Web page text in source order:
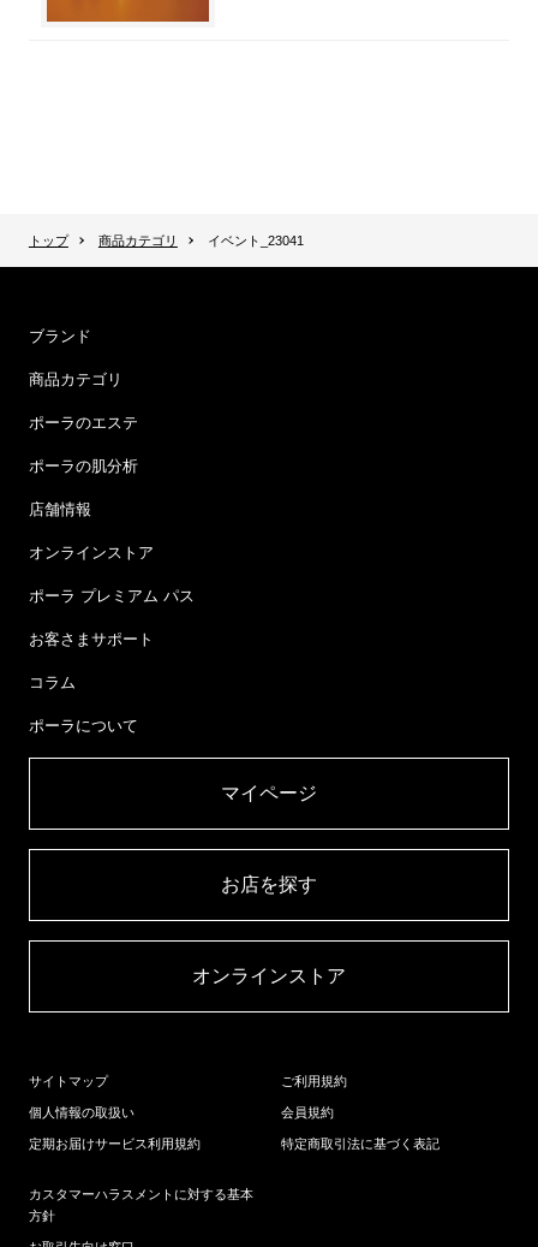
トップ 商品カテゴリ イベント_23041
ブランド
商品カテゴリ
ポーラのエステ
ポーラの肌分析
店舗情報
オンラインストア
ポーラ プレミアム パス
お客さまサポート
コラム
ポーラについて
マイページ​
お店を探す​
オンラインストア​
サイトマップ
個人情報の取扱い
定期お届けサービス利用規約
ご利用規約
会員規約
特定商取引法に基づく表記
カスタマーハラスメントに対する基本
方針